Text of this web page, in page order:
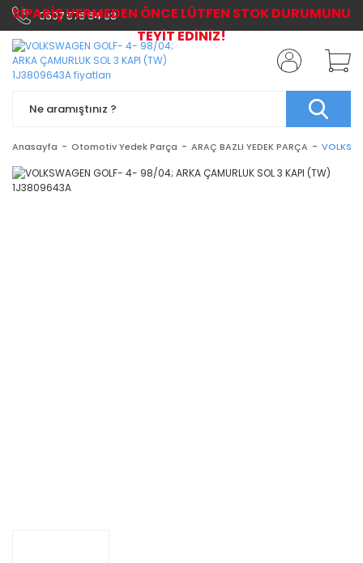
0507 576 64 03
Anasayfa Otomotiv Yedek Parça ARAÇ BAZLI YEDEK PARÇA
SİPARİŞ VERMEDEN ÖNCE LÜTFEN STOK DURUMUNU
TEYİT EDİNİZ!